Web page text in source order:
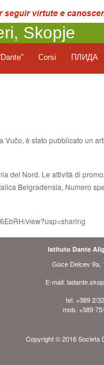
Skopje
Corsi ПЛИДА
è stato pubblicato un
del Nord. Le attività di
Belgradensia, Numero
view?usp=sharing
Istituto Dante
Goce Delcev 9a,
E-mail:
tel. +389 2/
mob. +389
Copyright © 2016 Societa